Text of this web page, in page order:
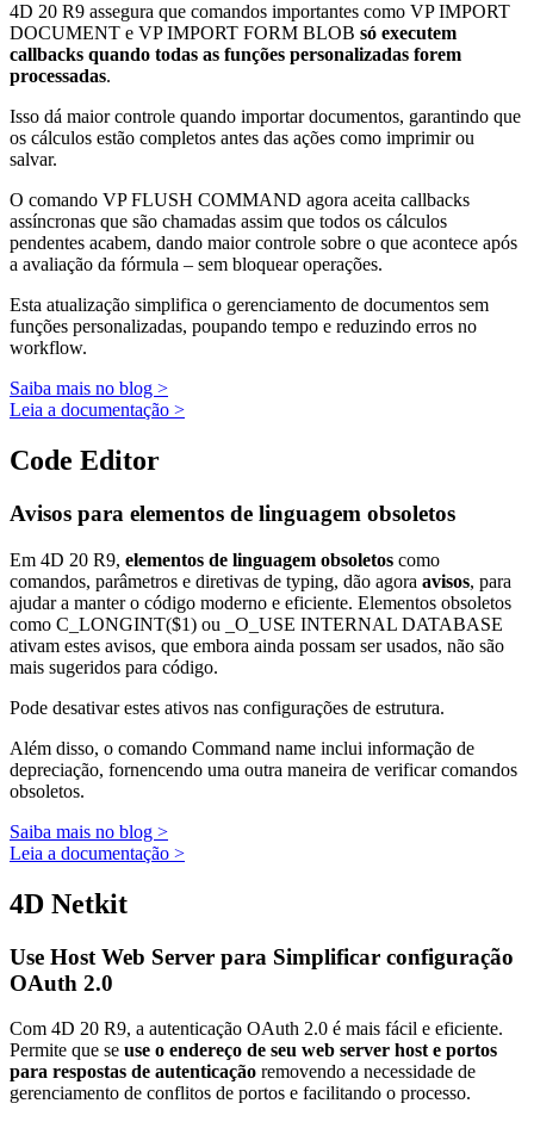
4D 20 R9 assegura que comandos importantes como VP IMPORT
DOCUMENT e VP IMPORT FORM BLOB só executem
callbacks quando todas as funções personalizadas forem
processadas.
Isso dá maior controle quando importar documentos, garantindo que
os cálculos estão completos antes das ações como imprimir ou
salvar.
O comando VP FLUSH COMMAND agora aceita callbacks
assíncronas que são chamadas assim que todos os cálculos
pendentes acabem, dando maior controle sobre o que acontece após
a avaliação da fórmula – sem bloquear operações.
Esta atualização simplifica o gerenciamento de documentos sem
funções personalizadas, poupando tempo e reduzindo erros no
workflow.
Saiba mais no blog >
Leia a documentação >
Code Editor
Avisos para elementos de linguagem obsoletos
Em 4D 20 R9, elementos de linguagem obsoletos como
comandos, parâmetros e diretivas de typing, dão agora avisos, para
ajudar a manter o código moderno e eficiente. Elementos obsoletos
como C_LONGINT($1) ou
_O_USE INTERNAL DATABASE
ativam estes avisos, que embora ainda possam ser usados, não são
mais sugeridos para código.
Pode desativar estes ativos nas configurações de estrutura.
Além disso, o comando Command name inclui informação de
depreciação, fornencendo uma outra maneira de verificar comandos
obsoletos.
Saiba mais no blog >
Leia a documentação >
4D Netkit
Use Host Web Server para Simplificar configuração
OAuth 2.0
Com 4D 20 R9, a autenticação OAuth 2.0 é mais fácil e eficiente.
Permite que se use o endereço de seu web server host e portos
para respostas de autenticação removendo a necessidade de
gerenciamento de conflitos de portos e facilitando o processo.